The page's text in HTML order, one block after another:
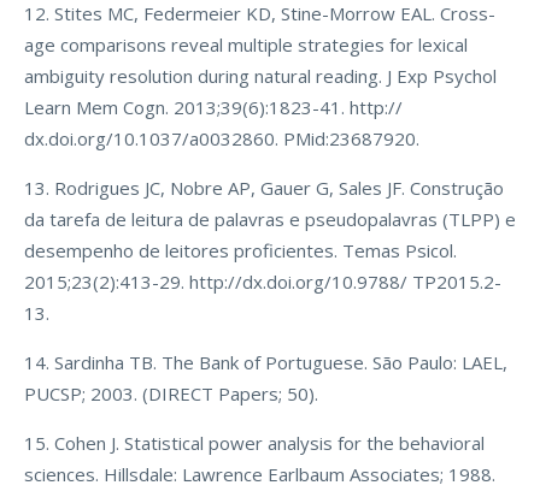
12. Stites MC, Federmeier KD, Stine-Morrow EAL. Cross-
age comparisons reveal multiple strategies for lexical
ambiguity resolution during natural reading. J Exp Psychol
Learn Mem Cogn. 2013;39(6):1823-41. http://
dx.doi.org/10.1037/a0032860. PMid:23687920.
13. Rodrigues JC, Nobre AP, Gauer G, Sales JF. Construção
da tarefa de leitura de palavras e pseudopalavras (TLPP) e
desempenho de leitores proficientes. Temas Psicol.
2015;23(2):413-29. http://dx.doi.org/10.9788/ TP2015.2-
13.
14. Sardinha TB. The Bank of Portuguese. São Paulo: LAEL,
PUCSP; 2003. (DIRECT Papers; 50).
15. Cohen J. Statistical power analysis for the behavioral
sciences. Hillsdale: Lawrence Earlbaum Associates; 1988.